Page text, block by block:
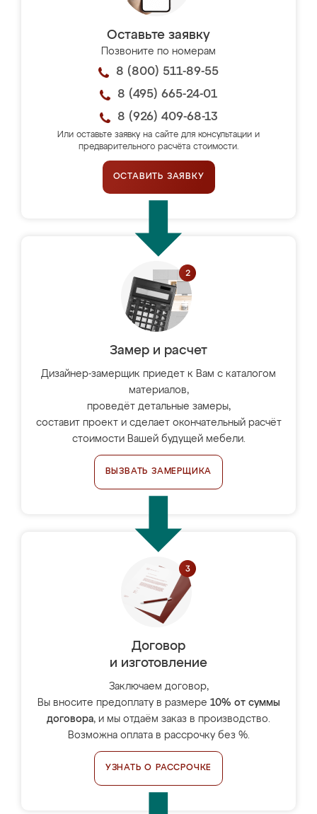
Оставьте заявку
Позвоните по номерам
8 (800) 511-89-55
8 (495) 665-24-01
8 (926) 409-68-13
Или оставьте заявку на сайте для консультации и
предварительного расчёта стоимости.
ОСТАВИТЬ ЗАЯВКУ
Замер и расчет
Дизайнер-замерщик приедет к Вам с каталогом
материалов,
проведёт детальные замеры,
составит проект и сделает окончательный расчёт
стоимости Вашей будущей мебели.
ВЫЗВАТЬ ЗАМЕРЩИКА
Договор
и изготовление
Заключаем договор,
Вы вносите предоплату в размере 10% от суммы
договора, и мы отдаём заказ в производство.
Возможна оплата в рассрочку без %.
УЗНАТЬ О РАССРОЧКЕ